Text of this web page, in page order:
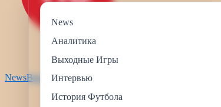
NewsВыходные Игры
News
Аналитика
Выходные Игры
Интервью
История Футбола